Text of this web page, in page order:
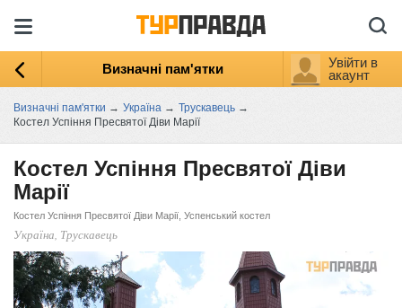
Визначні пам'ятки
Увійти в
акаунт
Визначні пам'ятки → Україна → Трускавець →
Костел Успіння Пресвятої Діви Марії
Костел Успіння Пресвятої Діви
Марії
Костел Успіння Пресвятої Діви Марії, Успенський костел
Україна, Трускавець